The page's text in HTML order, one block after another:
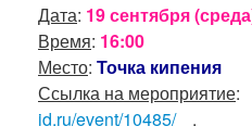
Дата: 19 сентября
Время: 16:00
Место: Точка кипения
Ссылка на мероприятие:
id.ru/event/10485/
.